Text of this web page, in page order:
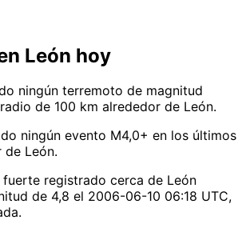
León hoy
ningún terremoto de magnitud
de 100 km alrededor de León.
ningún evento M4,0+ en los últimos
de León.
registrado cerca de León
de 4,8 el 2006-06-10 06:18 UTC,